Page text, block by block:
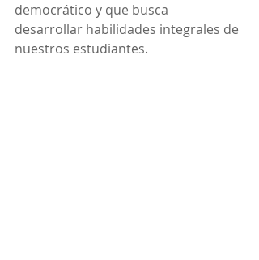
democrático y que busca
desarrollar habilidades integrales de
nuestros estudiantes.